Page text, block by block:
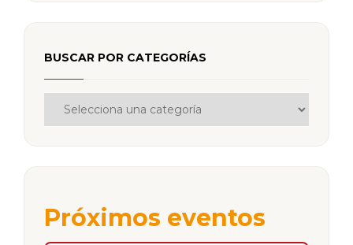
BUSCAR POR CATEGORÍAS
Próximos eventos